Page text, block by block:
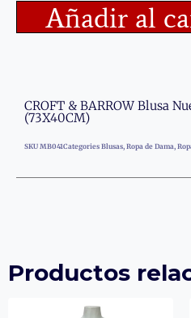
Añadir al
CROFT & BARROW Blusa
(73X40CM)
SKU MB041Categories Blusas, Ropa de Dama,
Productos